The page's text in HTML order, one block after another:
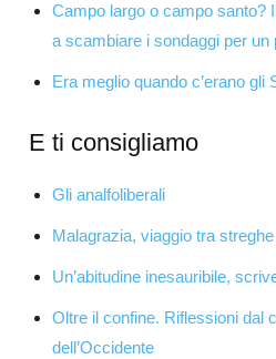
Campo largo o campo santo?
a scambiare i sondaggi per un
Era meglio quando c’erano gli
E ti consigliamo
Gli analfoliberali
Malagrazia, viaggio tra
Un’abitudine inesauribile,
Oltre il confine. Riflessioni dal
dell’Occidente